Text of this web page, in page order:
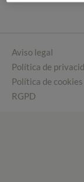
Aviso legal
Política de
Política de cookies
RGPD